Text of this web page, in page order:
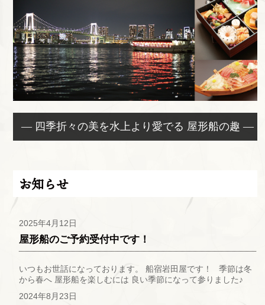
— 四季折々の美を水上より愛でる 屋形船の趣 —
お知らせ
2025年4月12日
屋形船のご予約受付中です！
いつもお世話になっております。 船宿岩田屋です！ 季節は冬
から春へ 屋形船を楽しむには 良い季節になって参りました♪
2024年8月23日